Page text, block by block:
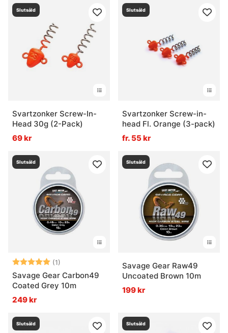
Vanliga frågor om stingers
Vad är en stinger?
Vad är titanwire bra för?
Slutsåld
Svartzonker Screw-In-
Head 30g (2-Pack)
69 kr
Slutsåld
Svartzonker Screw-in-
head Fl. Orange (3-pack)
fr. 55 kr
Slutsåld
Betyg: (1)
5.0 utav 5 stjärnor
Savage Gear Carbon49
Coated Grey 10m
249 kr
Slutsåld
Savage Gear Raw49
Uncoated Brown 10m
199 kr
Slutsåld Slutsåld